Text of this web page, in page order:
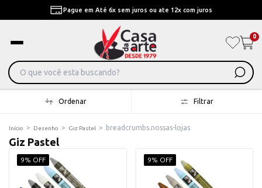
Pague em Até 6x sem juros ou ate 12x com juros
0
Ordenar Filtrar
Início > Desenho > Giz Pastel > breadcrumbs.nossas-lojas
Giz Pastel
9% OFF 9% OFF